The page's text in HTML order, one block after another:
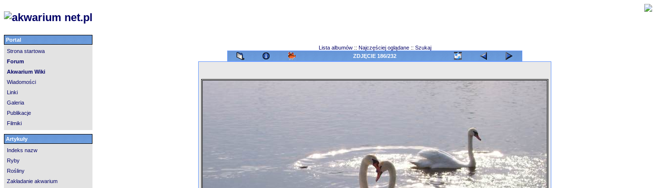
Portal
Strona startowa
Forum
Akwarium Wiki
Wiadomości
Linki
Galeria
Publikacje
Filmiki
Artykuły
Indeks nazw
Ryby
Rośliny
Zakładanie akwarium
Lista albumów :: Najczęściej oglądane:: Szukaj
ZDJĘCIE 186/232